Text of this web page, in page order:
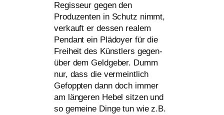
Regisseur gegen den
Produzenten in Schutz nimmt,
ver­kauft er des­sen rea­lem
Pendant ein Plädoyer für die
Freiheit des Künstlers gegen­
über dem Geldgeber. Dumm
nur, dass die ver­meint­lich
Gefoppten dann doch immer
am län­ge­ren Hebel sit­zen und
so gemei­ne Dinge tun wie z.B.